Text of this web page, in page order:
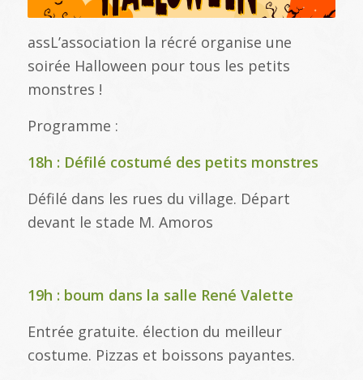
assL’association la récré organise une
soirée Halloween pour tous les petits
monstres !
Programme :
18h : Défilé costumé des petits monstres
Défilé dans les rues du village. Départ
devant le stade M. Amoros
19h : boum dans la salle René Valette
Entrée gratuite. élection du meilleur
costume. Pizzas et boissons payantes.